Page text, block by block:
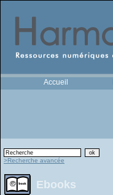
Accueil
>Recherche avancée
Ebooks